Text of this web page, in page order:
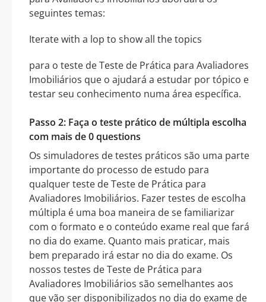
seguintes temas:
Iterate with a lop to show all the topics
para o teste de Teste de Prática para Avaliadores
Imobiliários que o ajudará a estudar por tópico e
testar seu conhecimento numa área específica.
Passo 2: Faça o teste prático de múltipla escolha
com mais de 0 questions
Os simuladores de testes práticos são uma parte
importante do processo de estudo para
qualquer teste de Teste de Prática para
Avaliadores Imobiliários. Fazer testes de escolha
múltipla é uma boa maneira de se familiarizar
com o formato e o conteúdo exame real que fará
no dia do exame. Quanto mais praticar, mais
bem preparado irá estar no dia do exame. Os
nossos testes de Teste de Prática para
Avaliadores Imobiliários são semelhantes aos
que vão ser disponibilizados no dia do exame de